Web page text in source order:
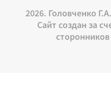
2026. Головченко
Сайт создан за